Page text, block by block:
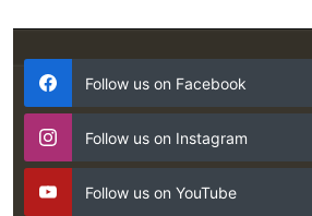
Follow us on Facebook
Follow us on Instagram
Follow us on YouTube